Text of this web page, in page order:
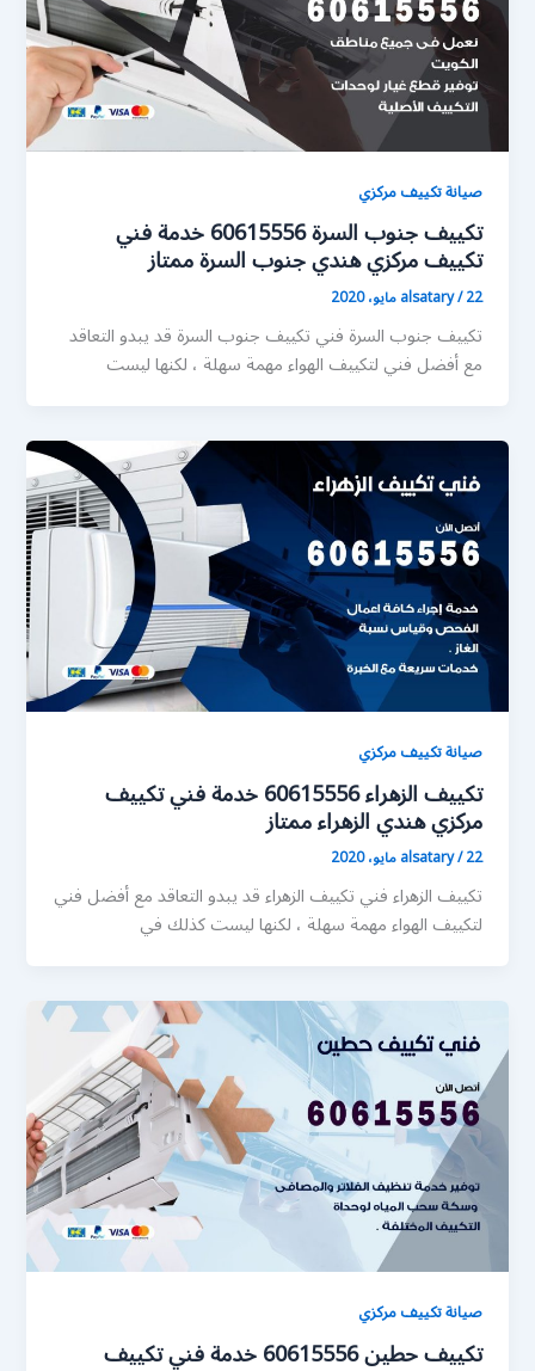
صيانة تكييف مركزي
تكييف جنوب السرة 60615556 خدمة فني
تكييف مركزي هندي جنوب السرة ممتاز
alsatary/22 مايو، 2020
تكييف جنوب السرة فني تكييف جنوب السرة قد يبدو التعاقد
مع أفضل فني لتكييف الهواء مهمة سهلة ، لكنها ليست
صيانة تكييف مركزي
تكييف الزهراء 60615556 خدمة فني تكييف
مركزي هندي الزهراء ممتاز
alsatary/22 مايو، 2020
تكييف الزهراء فني تكييف الزهراء قد يبدو التعاقد مع أفضل فني
لتكييف الهواء مهمة سهلة ، لكنها ليست كذلك في
صيانة تكييف مركزي
تكييف حطين 60615556 خدمة فني تكييف